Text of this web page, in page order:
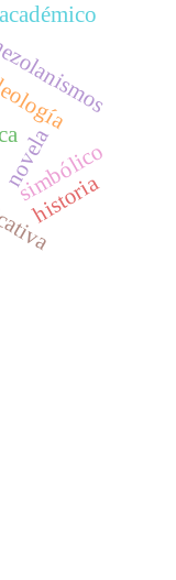
novela
simbólico
historia